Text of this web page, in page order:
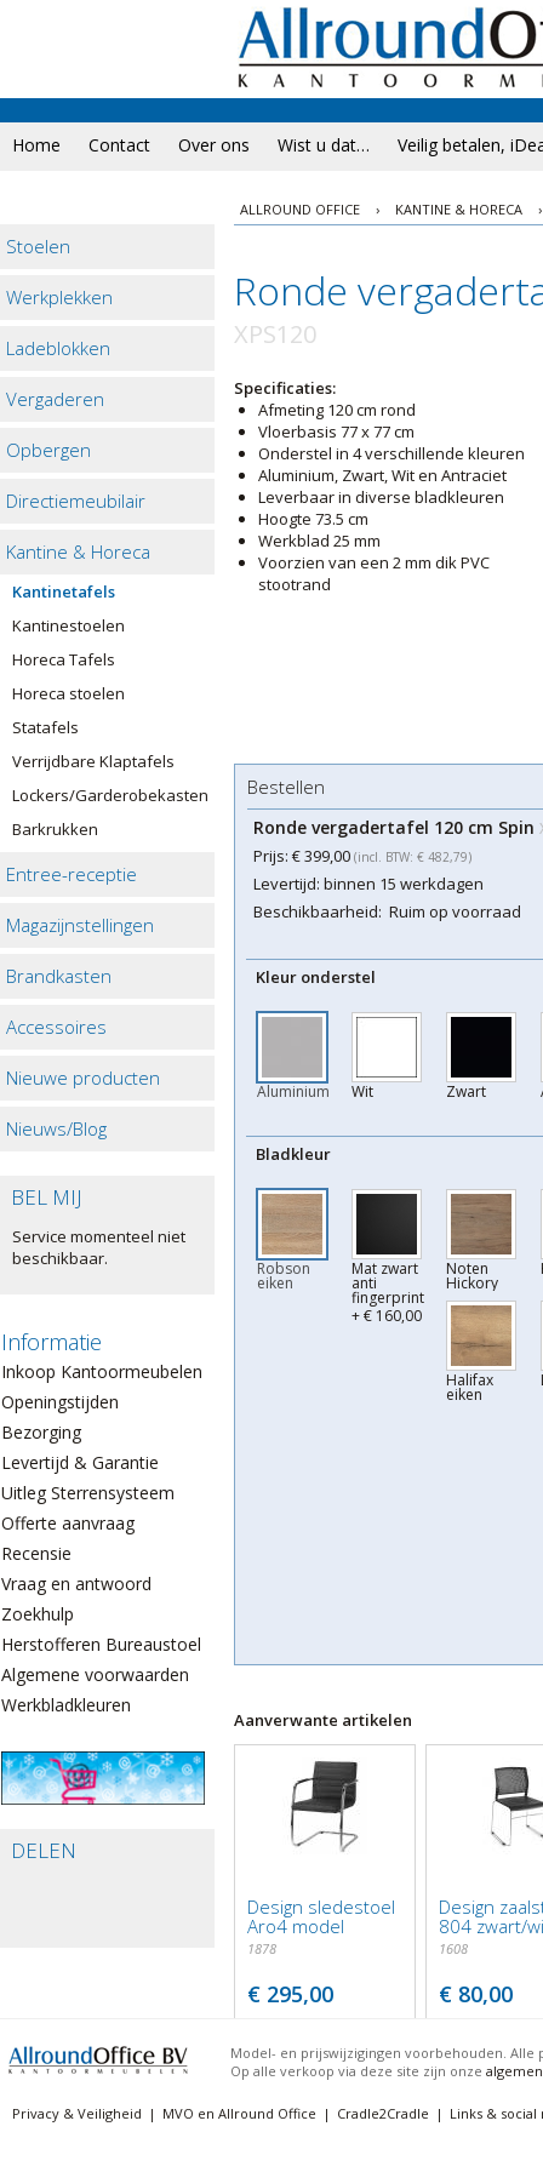
Home Contact Over ons Wist u dat… Veilig betalen,
Stoelen
Werkplekken
Ladeblokken
Vergaderen
Opbergen
Directiemeubilair
Kantine & Horeca
Kantinetafels
Kantinestoelen
Horeca Tafels
Horeca stoelen
Statafels
Verrijdbare Klaptafels
Lockers/Garderobekasten
Barkrukken
Entree-receptie
Magazijnstellingen
Brandkasten
Accessoires
Nieuwe producten
Nieuws/Blog
BEL MIJ
Service momenteel niet
beschikbaar.
Informatie
Inkoop Kantoormeubelen
Openingstijden
Bezorging
Levertijd & Garantie
Uitleg Sterrensysteem
Offerte aanvraag
Recensie
Vraag en antwoord
Zoekhulp
Herstofferen Bureaustoelen
Algemene voorwaarden
Werkbladkleuren
DELEN
ALLROUND OFFICE › KANTINE & HORECA ›
Ronde
XPS120
Specificaties:
Afmeting 120 cm rond
Vloerbasis 77 x 77 cm
Onderstel in 4 verschillende kleuren
Aluminium, Zwart, Wit en Antraciet
Leverbaar in diverse bladkleuren
Hoogte 73.5 cm
Werkblad 25 mm
Voorzien van een 2 mm dik PVC
stootrand
Bestellen
Ronde vergadertafel 120 cm Spin
Prijs: € 399,00 (incl. BTW: € 482,79)
Levertijd: binnen 15 werkdagen
Beschikbaarheid: Ruim op voorraad
Kleur onderstel
Aluminium Wit Zwart
Bladkleur
Robson
eiken
Mat zwart
anti
fingerprint
+ € 160,00
Noten
Hickory
Halifax
eiken
Aanverwante artikelen
Design sledestoel
Aro4 model
1878
€ 295,00
Design
804 zwart/
1608
€ 80,00
Model- en prijswijzigingen voorbehouden.
Op alle verkoop via deze site zijn onze
Privacy & Veiligheid MVO en Allround Office Cradle2Cradle Links & social